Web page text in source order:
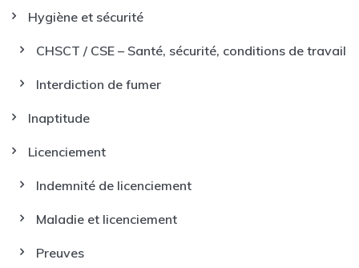
Hygiène et sécurité
CHSCT / CSE – Santé, sécurité, conditions de travail
Interdiction de fumer
Inaptitude
Licenciement
Indemnité de licenciement
Maladie et licenciement
Preuves